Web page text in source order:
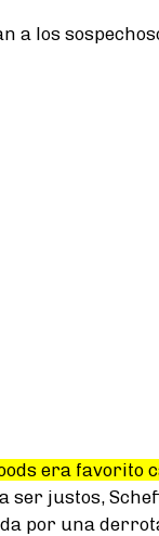
a los
era favorito
ser justos,
por una